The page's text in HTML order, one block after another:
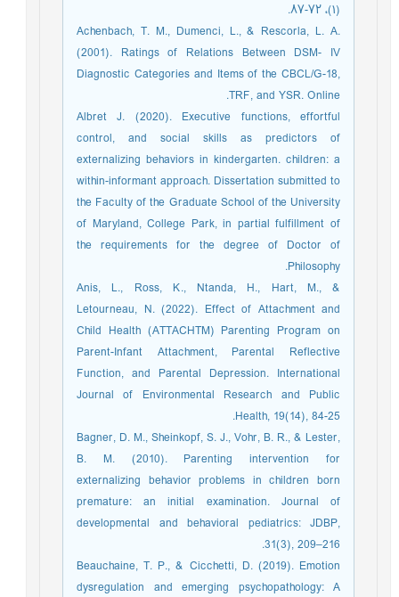
Achenbach, T. M., Dumenci, L., & Rescorla, L. A.
(2001). Ratings of Relations Between DSM- IV
Diagnostic Categories and Items of the CBCL/G-18,
TRF, and YSR. Online.
Albret J. (2020). Executive functions, effortful
control, and social skills as predictors of
externalizing behaviors in kindergarten. children: a
within-informant approach. Dissertation submitted to
the Faculty of the Graduate School of the University
of Maryland, College Park, in partial fulfillment of
the requirements for the degree of Doctor of
Philosophy.
Anis, L., Ross, K., Ntanda, H., Hart, M., &
Letourneau, N. (2022). Effect of Attachment and
Child Health (ATTACHTM) Parenting Program on
Parent-Infant Attachment, Parental Reflective
Function, and Parental Depression. International
Journal of Environmental Research and Public
Health, 19(14), 84-25.
Bagner, D. M., Sheinkopf, S. J., Vohr, B. R., & Lester,
B. M. (2010). Parenting intervention for
externalizing behavior problems in children born
premature: an initial examination. Journal of
developmental and behavioral pediatrics: JDBP,
31(3), 209–216.
Beauchaine, T. P., & Cicchetti, D. (2019). Emotion
dysregulation and emerging psychopathology: A